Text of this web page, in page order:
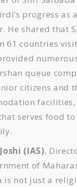
progress as
He shared that
61 countries
queue
citizens and
facilities,
serves food
(IAS),
of
is not just a